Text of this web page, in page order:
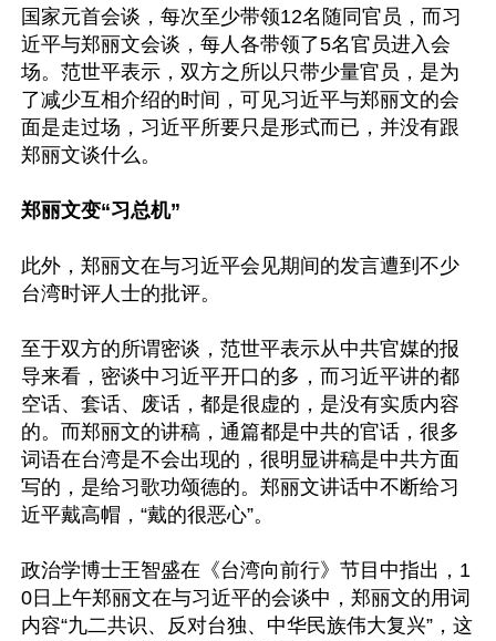
国家元首会谈，每次至少带领12名随同官员，而习
近平与郑丽文会谈，每人各带领了5名官员进入会
场。范世平表示，双方之所以只带少量官员，是为
了减少互相介绍的时间，可见习近平与郑丽文的会
面是走过场，习近平所要只是形式而已，并没有跟
郑丽文谈什么。
郑丽文变“习总机”
此外，郑丽文在与习近平会见期间的发言遭到不少
台湾时评人士的批评。
至于双方的所谓密谈，范世平表示从中共官媒的报
导来看，密谈中习近平开口的多，而习近平讲的都
空话、套话、废话，都是很虚的，是没有实质内容
的。而郑丽文的讲稿，通篇都是中共的官话，很多
词语在台湾是不会出现的，很明显讲稿是中共方面
写的，是给习歌功颂德的。郑丽文讲话中不断给习
近平戴高帽，“戴的很恶心”。
政治学博士王智盛在《台湾向前行》节目中指出，1
0日上午郑丽文在与习近平的会谈中，郑丽文的用词
内容“九二共识、反对台独、中华民族伟大复兴”，这